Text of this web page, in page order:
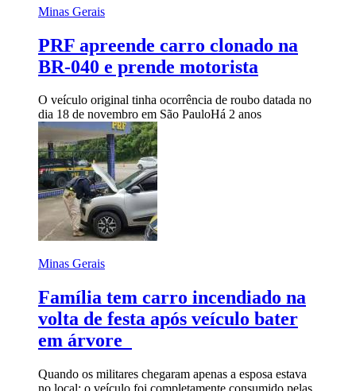
Minas Gerais
PRF apreende carro clonado na
BR-040 e prende motorista
O veículo original tinha ocorrência de roubo datada no
dia 18 de novembro em São PauloHá 2 anos
Minas Gerais
Família tem carro incendiado na
volta de festa após veículo bater
em árvore
Quando os militares chegaram apenas a esposa estava